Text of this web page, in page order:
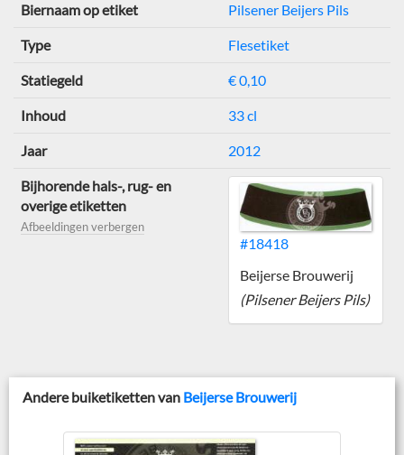
Biernaam op etiket Pilsener Beijers Pils
Type Flesetiket
Statiegeld € 0,10
Inhoud 33 cl
Jaar 2012
Bijhorende hals-, rug- en
overige etiketten
Afbeeldingen verbergen
#18418
Beijerse Brouwerij
(Pilsener Beijers Pils)
Andere buiketiketten van Beijerse Brouwerij